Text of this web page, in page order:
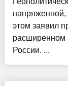
напряженной,
этом заявил
расширенном
России. ...